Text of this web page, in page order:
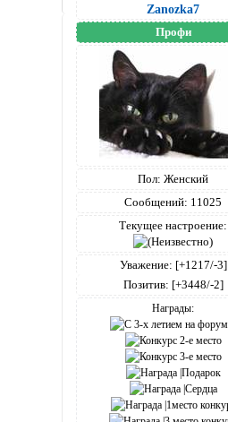
Zanozka7
Профи
Пол: Женский
Сообщений: 11025
Текущее настроение:
Уважение: [+1217/-3]
Позитив: [+3448/-2]
Награды: